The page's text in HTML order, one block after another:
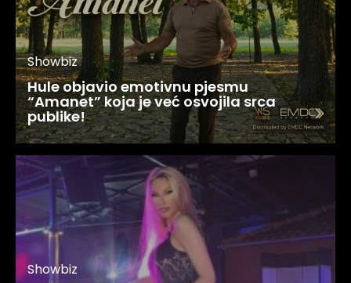
Showbiz
Hule objavio emotivnu pjesmu
“Amanet” koja je već osvojila srca
publike!
Showbiz